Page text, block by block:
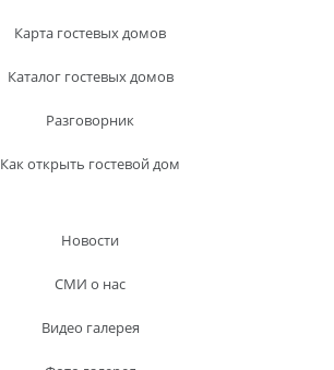
Карта гостевых домов
Каталог гостевых домов
Разговорник
Как открыть гостевой дом
Новости
СМИ о нас
Видео галерея